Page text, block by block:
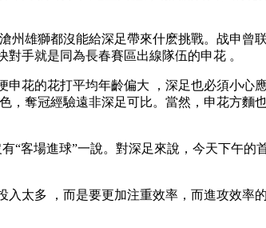
州雄獅都沒能給深足帶來什麽挑戰。战申
對手就是同為長春賽區出線隊伍的申花 。
申花的花打平均年齡偏大 ，深足也必須小心應對
奪冠經驗遠非深足可比。當然，申花
進球”一說。對深足來說，今天下午的
太多 ，而是要更加注重效率 ，而進攻效